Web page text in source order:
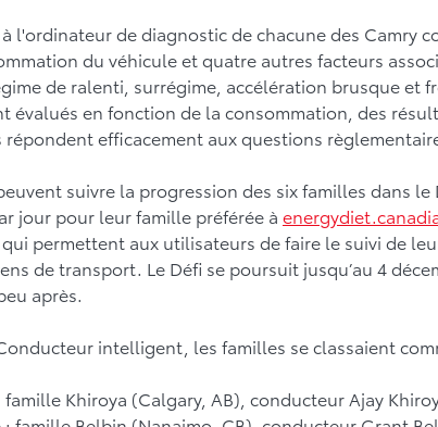
l'ordinateur de diagnostic de chacune des Camry
du véhicule et quatre autres facteurs
de ralenti, surrégime, accélération brusque et
évalués en fonction de la consommation, des
efficacement aux questions
suivre la progression des six familles dans
jour pour leur famille préférée à
permettent aux utilisateurs de faire le suivi de
de transport. Le Défi se poursuit jusqu’au 4
après.
intelligent, les familles se classaient
famille Khiroya (Calgary, AB), conducteur Ajay